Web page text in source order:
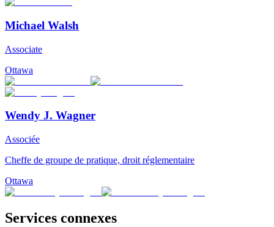
Michael Walsh
Associate
Ottawa
Wendy J. Wagner
Associée
Cheffe de groupe de pratique, droit réglementaire
Ottawa
Services connexes